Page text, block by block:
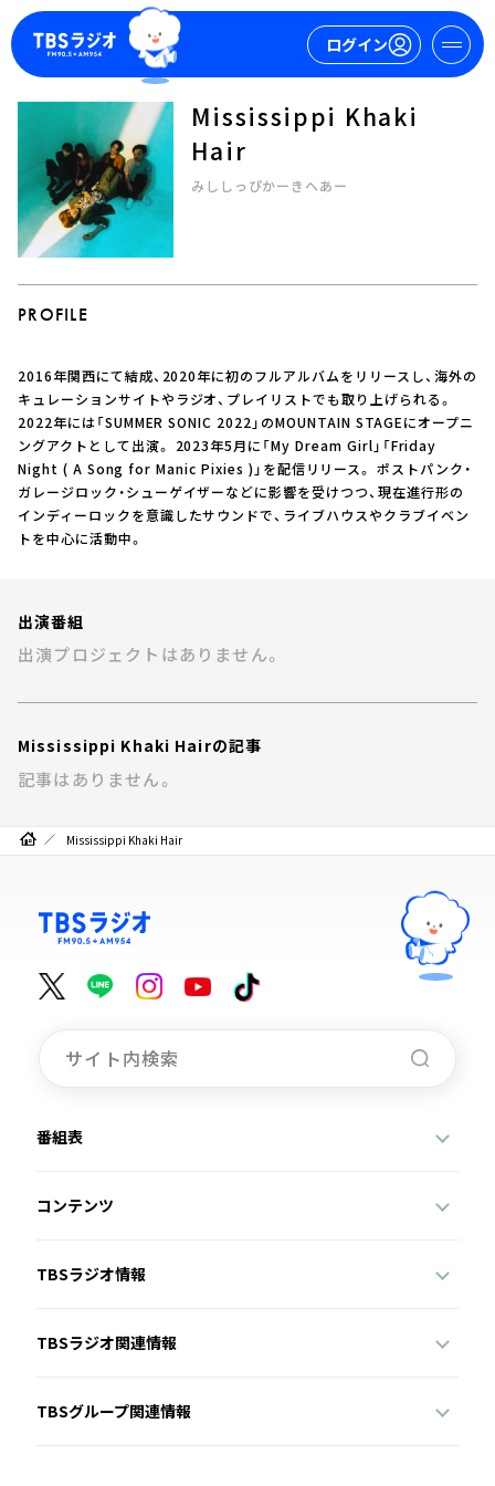
ログイン
マイページ
ログイン 新規会員登録
今日の番組表
週間番組表
トピックス
TBS Podcast
お知らせ
イベント・グッズ
Mississippi Khaki
Hair
みししっぴかーきへあー
PROFILE
2016年関西にて結成、2020年に初のフルアルバムをリリースし、海外の
キュレーションサイトやラジオ、プレイリストでも取り上げられる。
2022年には「SUMMER SONIC 2022」のMOUNTAIN STAGEにオープニ
ングアクトとして出演。 2023年5月に「My Dream Girl」「Friday
Night ( A Song for Manic Pixies )」を配信リリース。 ポストパンク・
ガレージロック・シューゲイザーなどに影響を受けつつ、現在進行形の
インディーロックを意識したサウンドで、ライブハウスやクラブイベン
トを中心に活動中。
出演番組
出演プロジェクトはありません。
Mississippi Khaki Hairの記事
記事はありません。
Mississippi Khaki Hair
番組表
コンテンツ
TBSラジオ情報
TBSラジオ関連情報
TBSグループ関連情報